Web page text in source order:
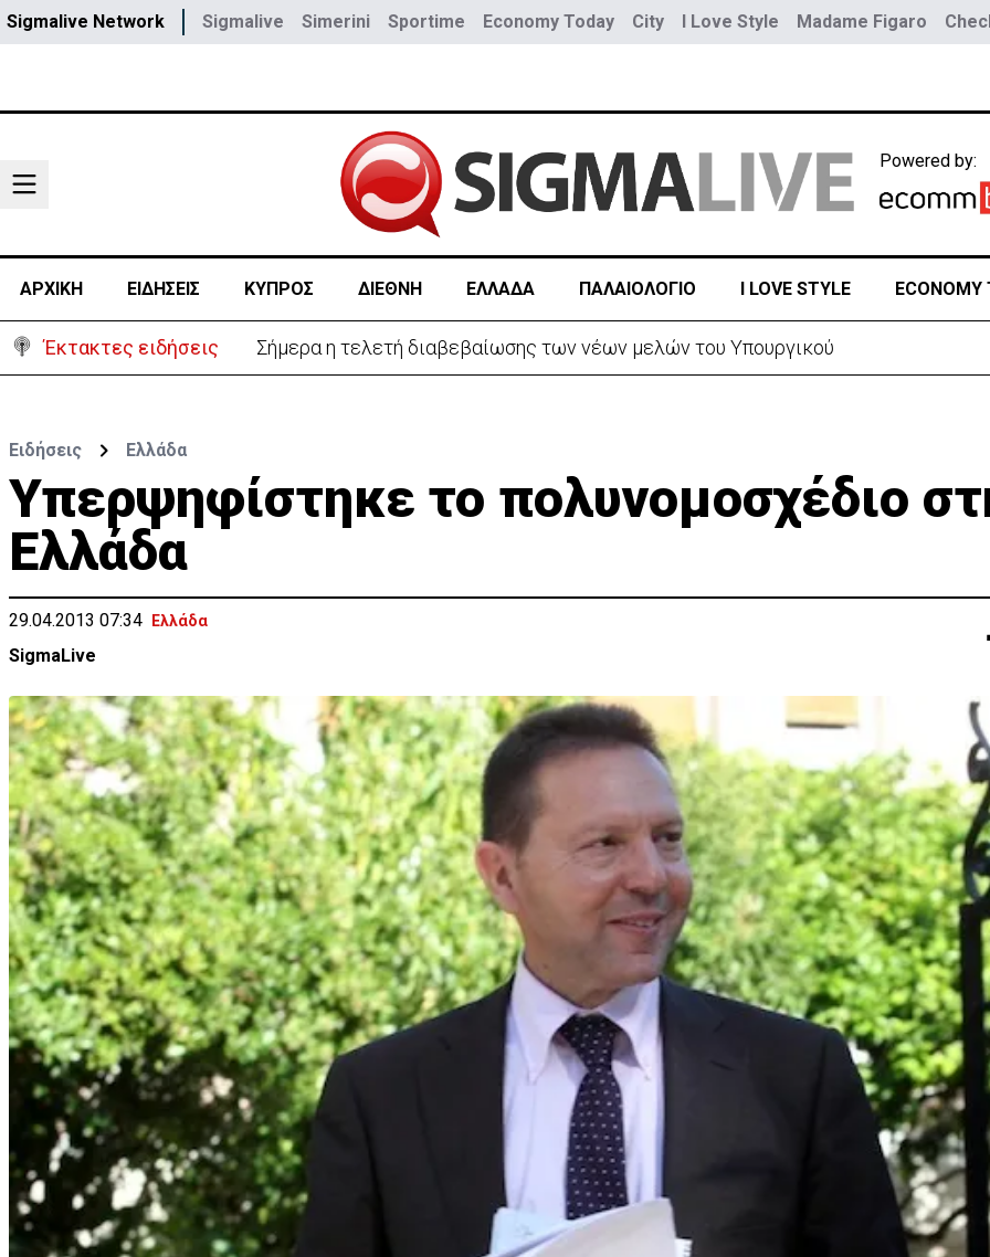
Sigmalive Network Sigmalive Simerini Sportime Economy Today City I Love Style Madame Figaro
Powered by:
ΑΡΧΙΚΗ ΕΙΔΗΣΕΙΣ ΚΥΠΡΟΣ ΔΙΕΘΝΗ ΕΛΛΑΔΑ ΠΑΛΑΙΟΛΟΓΙΟ I LOVE STYLE ECONOMY
Έκτακτες ειδήσεις Πυρκαγιά με το «καλημέρα» στο Άρσος – Στο σημείο δυνάμεις πυρόσβεσης
Ειδήσεις Ελλάδα
Υπερψηφίστηκε το πολυνομοσχέδιο
Ελλάδα
29.04.2013 07:34 Ελλάδα
SigmaLive